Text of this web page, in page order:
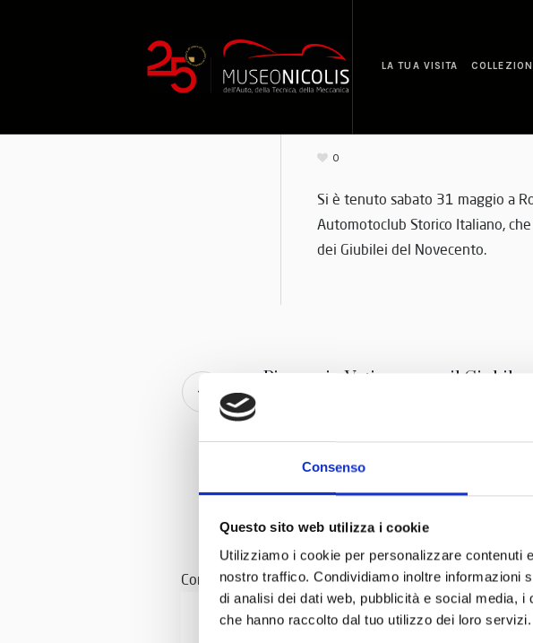
Consenso
Questo sito web utilizza i cookie
Utilizziamo i cookie per personalizzare contenuti
nostro traffico. Condividiamo inoltre informazioni
di analisi dei dati web, pubblicità e social media,
che hanno raccolto dal tuo utilizzo dei loro servizi.
LA TUA VISITA COLLEZIONI
0
Si è tenuto sabato 31 maggio a
Automotoclub Storico Italiano,
dei Giubilei del Novecento.
Pit stop in Vaticano per il
Con il patrocinio di